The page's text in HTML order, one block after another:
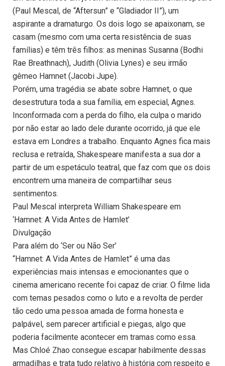
(Paul Mescal, de “Aftersun” e “Gladiador II”), um
aspirante a dramaturgo. Os dois logo se apaixonam, se
casam (mesmo com uma certa resistência de suas
famílias) e têm três filhos: as meninas Susanna (Bodhi
Rae Breathnach), Judith (Olivia Lynes) e seu irmão
gêmeo Hamnet (Jacobi Jupe).
Porém, uma tragédia se abate sobre Hamnet, o que
desestrutura toda a sua família, em especial, Agnes.
Inconformada com a perda do filho, ela culpa o marido
por não estar ao lado dele durante ocorrido, já que ele
estava em Londres a trabalho. Enquanto Agnes fica mais
reclusa e retraída, Shakespeare manifesta a sua dor a
partir de um espetáculo teatral, que faz com que os dois
encontrem uma maneira de compartilhar seus
sentimentos.
Paul Mescal interpreta William Shakespeare em
‘Hamnet: A Vida Antes de Hamlet’
Divulgação
Para além do ‘Ser ou Não Ser’
“Hamnet: A Vida Antes de Hamlet” é uma das
experiências mais intensas e emocionantes que o
cinema americano recente foi capaz de criar. O filme lida
com temas pesados como o luto e a revolta de perder
tão cedo uma pessoa amada de forma honesta e
palpável, sem parecer artificial e piegas, algo que
poderia facilmente acontecer em tramas como essa.
Mas Chloé Zhao consegue escapar habilmente dessas
armadilhas e trata tudo relativo à história com respeito e